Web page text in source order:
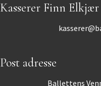
Kasserer Finn
Post adresse
Ballettens